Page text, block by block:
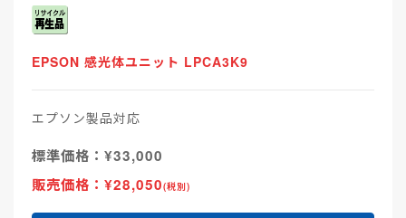
EPSON 感光体ユニット LPCA3K9
エプソン製品対応
標準価格：¥33,000
販売価格：¥28,050(税別)